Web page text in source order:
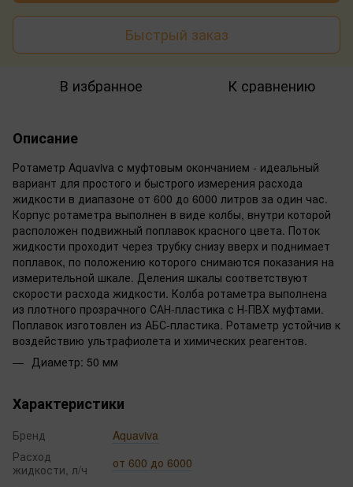
Быстрый заказ
В избранное К сравнению
Описание
Ротаметр Aquaviva с муфтовым окончанием - идеальный
вариант для простого и быстрого измерения расхода
жидкости в диапазоне от 600 до 6000 литров за один час.
Корпус ротаметра выполнен в виде колбы, внутри которой
расположен подвижный поплавок красного цвета. Поток
жидкости проходит через трубку снизу вверх и поднимает
поплавок, по положению которого снимаются показания на
измерительной шкале. Деления шкалы соответствуют
скорости расхода жидкости. Колба ротаметра выполнена
из плотного прозрачного САН-пластика с Н-ПВХ муфтами.
Поплавок изготовлен из АБС-пластика. Ротаметр устойчив к
воздействию ультрафиолета и химических реагентов.
Диаметр: 50 мм
Характеристики
Бренд
Aquaviva
Расход
жидкости, л/ч
от 600 до 6000